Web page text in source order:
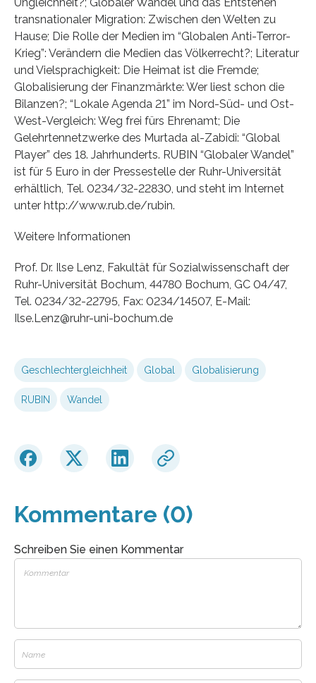
transnationaler Migration: Zwischen den Welten zu
Hause; Die Rolle der Medien im “Globalen Anti-Terror-
Krieg”: Verändern die Medien das Völkerrecht?; Literatur
und Vielsprachigkeit: Die Heimat ist die Fremde;
Globalisierung der Finanzmärkte: Wer liest schon die
Bilanzen?; “Lokale Agenda 21” im Nord-Süd- und Ost-
West-Vergleich: Weg frei fürs Ehrenamt; Die
Gelehrtennetzwerke des Murtada al-Zabidi: “Global
Player” des 18. Jahrhunderts. RUBIN “Globaler Wandel”
ist für 5 Euro in der Pressestelle der Ruhr-Universität
erhältlich, Tel. 0234/32-22830, und steht im Internet
unter http://www.rub.de/rubin.
Weitere Informationen
Prof. Dr. Ilse Lenz, Fakultät für Sozialwissenschaft der
Ruhr-Universität Bochum, 44780 Bochum, GC 04/47,
Tel. 0234/32-22795, Fax: 0234/14507, E-Mail:
Ilse.Lenz@ruhr-uni-bochum.de
Geschlechtergleichheit Global Globalisierung
RUBIN Wandel
Kommentare (0)
Schreiben Sie einen Kommentar